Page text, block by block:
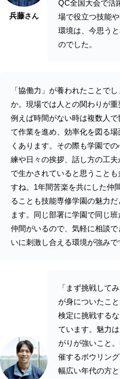
兵藤さん
QC全国大会で活
場で役立つ技能
環境は、今思う
のでした。
「協働力」が養われたことでし
か。現場では人との関わりが重
例えば時間がない時は複数人で
て作業を進め、効率化を図る場
くあります。その際も学園での
練や日々の挨拶、話し方の工夫
で生かされていると思うことも
すね。1年間苦楽を共にした仲
ることも技能専修学園の魅力だ
ます。同じ部署に学園で同じ班
仲間がいるので、気軽に相談で
いに刺激し合える環境が強みで
「まず挑戦して
が身についたこ
検定に挑戦する
ています。魅力
がりが強いこと
催するボウリン
幅広い年代の方